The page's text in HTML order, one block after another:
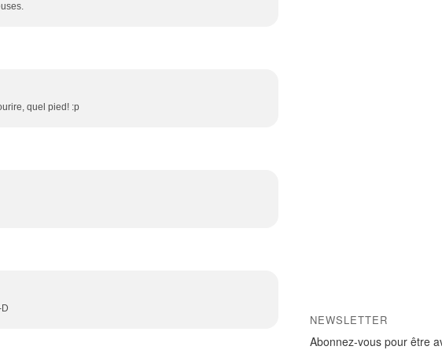
quel pied! :p
NEWSLETTER
Abonnez-vous pour être